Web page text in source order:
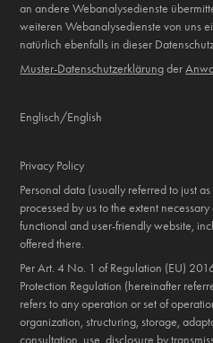
an andere Webanalysedienste
weiteren Webanalysedienste von uns
natürlich ebenfalls in dieser
Muster-Datenschutzerklärungder
Englisch/English
Privacy Policy
Personal data (usually referred to just
processed by us to the extent
functional and user-friendly website,
offered there.
Per Art. 4 No. 1 of Regulation (EU)
Protection Regulation (hereinafter
refers to any operation or set of
organization, structuring, storage,
consultation, use, disclosure by